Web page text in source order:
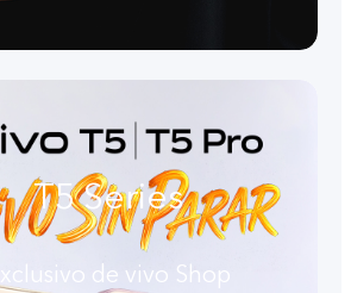
T5 Series
Exclusivo de vivo Shop